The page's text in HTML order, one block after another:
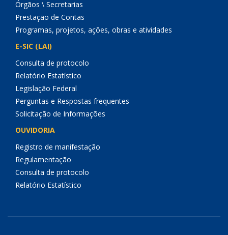
Órgãos \ Secretarias
Prestação de Contas
Programas, projetos, ações, obras e atividades
E-SIC (LAI)
Consulta de protocolo
Relatório Estatístico
Legislação Federal
Perguntas e Respostas frequentes
Solicitação de Informações
OUVIDORIA
Registro de manifestação
Regulamentação
Consulta de protocolo
Relatório Estatístico